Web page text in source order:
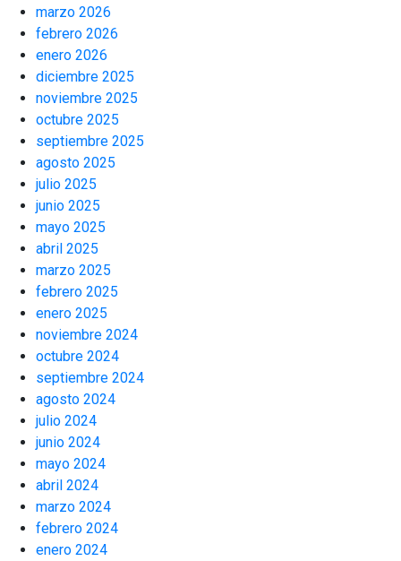
marzo 2026
febrero 2026
enero 2026
diciembre 2025
noviembre 2025
octubre 2025
septiembre 2025
agosto 2025
julio 2025
junio 2025
mayo 2025
abril 2025
marzo 2025
febrero 2025
enero 2025
noviembre 2024
octubre 2024
septiembre 2024
agosto 2024
julio 2024
junio 2024
mayo 2024
abril 2024
marzo 2024
febrero 2024
enero 2024